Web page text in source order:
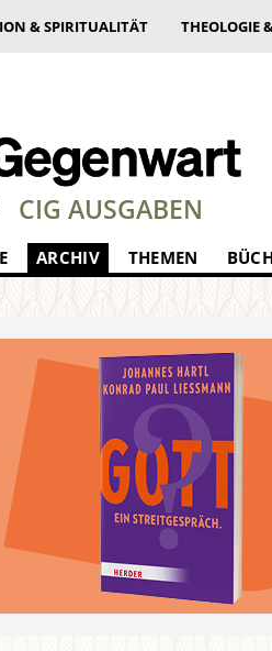
& SPIRITUALITÄT THEOLOGIE
CIG AUSGABEN
ARCHIV THEMEN